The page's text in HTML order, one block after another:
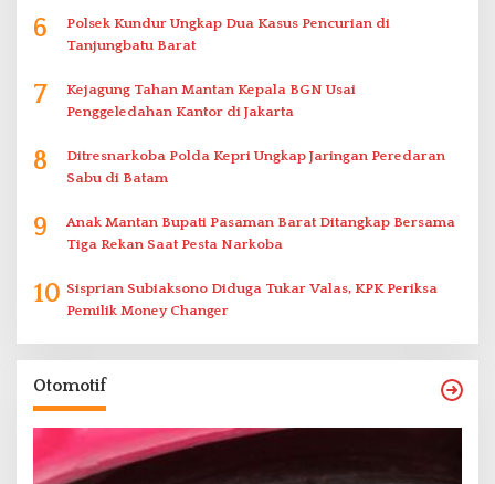
6
Polsek Kundur Ungkap Dua Kasus Pencurian di
Tanjungbatu Barat
7
Kejagung Tahan Mantan Kepala BGN Usai
Penggeledahan Kantor di Jakarta
8
Ditresnarkoba Polda Kepri Ungkap Jaringan Peredaran
Sabu di Batam
9
Anak Mantan Bupati Pasaman Barat Ditangkap Bersama
Tiga Rekan Saat Pesta Narkoba
10 Sisprian Subiaksono Diduga Tukar Valas, KPK Periksa
Pemilik Money Changer
Otomotif